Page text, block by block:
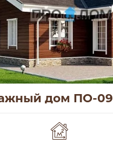
дом ПО-09